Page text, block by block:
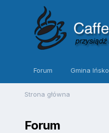
Forum Gmina Ińsko
Strona główna
Forum